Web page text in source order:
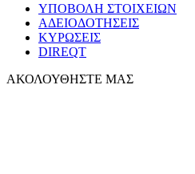
ΥΠΟΒΟΛΗ ΣΤΟΙΧΕΙΩΝ
ΑΔΕΙΟΔΟΤΗΣΕΙΣ
ΚΥΡΩΣΕΙΣ
DIREQT
ΑΚΟΛΟΥΘΗΣΤΕ ΜΑΣ